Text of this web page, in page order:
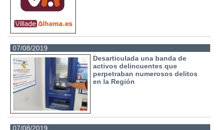
07/08/2019
Desarticulada una banda de
activos delincuentes que
perpetraban numerosos delitos
en la Región
07/08/2019